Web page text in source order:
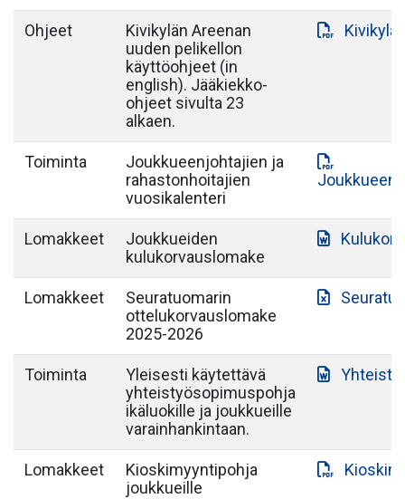
Ohjeet
Kivikylän Areenan
uuden pelikellon
käyttöohjeet (in
english). Jääkiekko-
ohjeet sivulta 23
alkaen.
Toiminta
Joukkueenjohtajien ja
rahastonhoitajien
vuosikalenteri
Lomakkeet
Joukkueiden
kulukorvauslomake
Lomakkeet
Seuratuomarin
ottelukorvauslomake
2025-2026
Toiminta
Yleisesti käytettävä
yhteistyösopimuspohja
ikäluokille ja joukkueille
varainhankintaan.
Lomakkeet
Kioskimyyntipohja
joukkueille